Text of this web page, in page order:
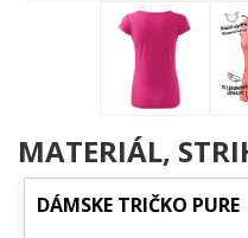
MATERIÁL,
DÁMSKE TRIČKO PURE